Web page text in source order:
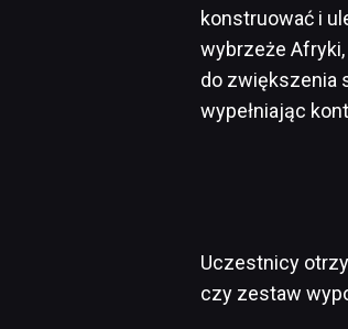
konstruować i
wybrzeże
do zwiększenia
wypełniając
Uczestnicy
czy zestaw